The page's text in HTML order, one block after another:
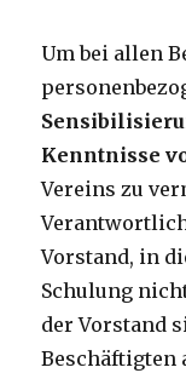
Um bei allen
Kenntnisse
Vereins zu
Vorstand, in
Schulung
der Vorstand
Beschäftigten